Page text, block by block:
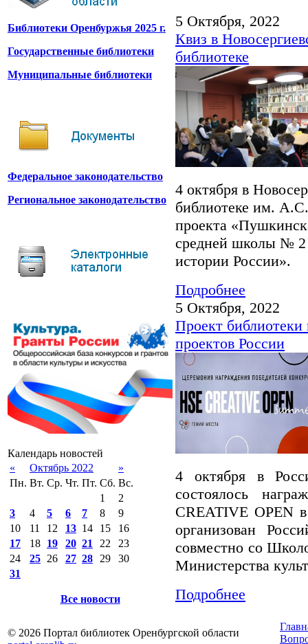
Библиотеки Оренбуржья 2025 г.
Государственные библиотеки
Муниципальные библиотеки
Федеральное законодательство
Региональное законодательство
Календарь новостей
«
Октябрь 2022
»
Пн. Вт. Ср. Чт. Пт. Сб. Вс.
1
2
3
4 5 6 7 8
9
10
11 12 13 14 15
16
17
18 19 20 21 22
23
24
25 26 27 28 29
30
31
Все новости
5 Октября, 2022
Квиз в
библиотеке
4 октября в
библиотеке им.
проекта
средней школы № 2
истории России».
Подробнее
5 Октября, 2022
Проект
проектов России
4 октября в
состоялось
CREATIVE OPEN
организован
совместно со
Министерства
Подробнее
© 2026 Портал библиотек Оренбургской области